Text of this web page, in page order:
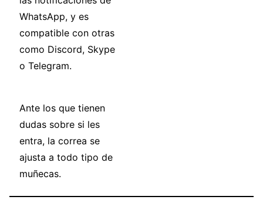
WhatsApp, y es
compatible con otras
como Discord, Skype
o Telegram.
Ante los que tienen
dudas sobre si les
entra, la correa se
ajusta a todo tipo de
muñecas.